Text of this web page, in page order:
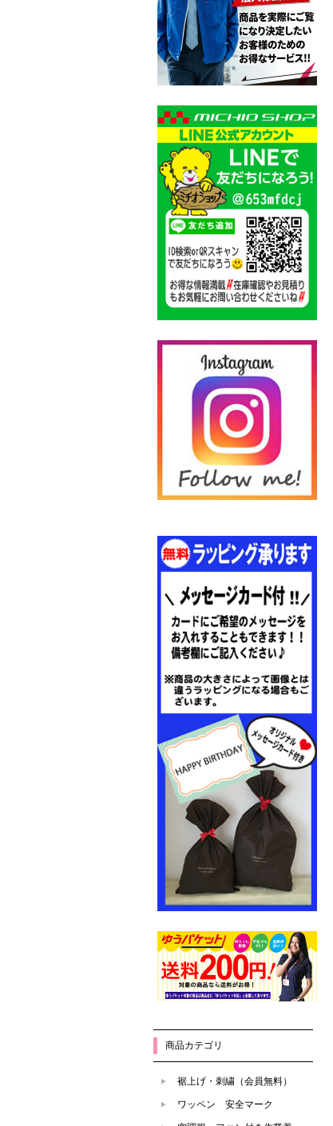
商品カテゴリ
裾上げ・刺繍（会員無料）
ワッペン 安全マーク